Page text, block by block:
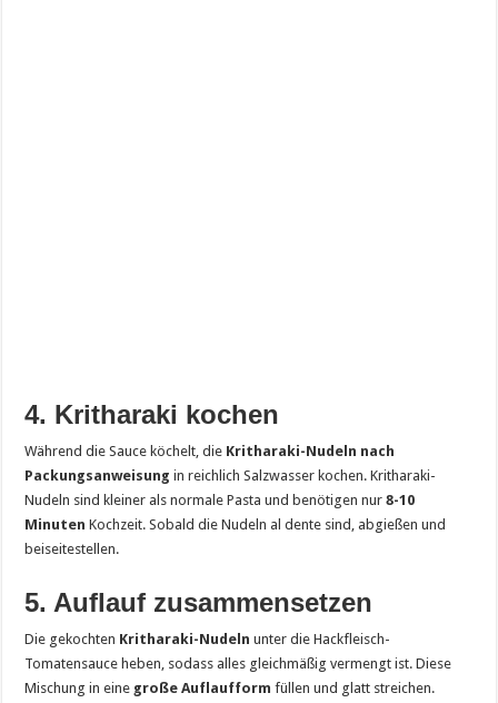
4. Kritharaki kochen
Während die Sauce köchelt, die Kritharaki-Nudeln nach
Packungsanweisung in reichlich Salzwasser kochen. Kritharaki-
Nudeln sind kleiner als normale Pasta und benötigen nur8-10
Minuten Kochzeit. Sobald die Nudeln al dente sind, abgießen und
beiseitestellen.
5. Auflauf zusammensetzen
Die gekochten Kritharaki-Nudeln unter die Hackfleisch-
Tomatensauce heben, sodass alles gleichmäßig vermengt ist. Diese
Mischung in eine große Auflaufform füllen und glatt streichen.